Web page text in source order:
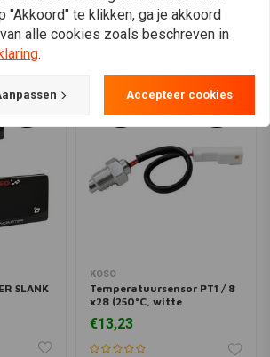
SLANK
KOSO
Temperatuursensor PT1 / 8
x28 (250°C, witte
connector)
€13,23
"Akkoord" te klikken, ga je akkoord
alle cookies zoals beschreven in
.
Accepteer cookies